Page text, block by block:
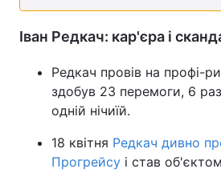
Іван Редкач: кар'єра і
Редкач провів на профі-
здобув 23 перемоги, 6
одній нічиїй.
18 квітня Редкач дивно
Прогрейсу і став